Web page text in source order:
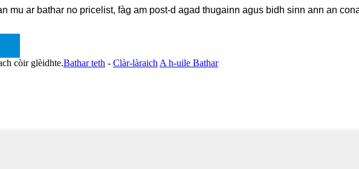
mu ar bathar no pricelist, fàg am post-d agad thugainn agus bidh sinn ann an
còir glèidhte.Bathar teth - Clàr-làraich A h-uile Bathar